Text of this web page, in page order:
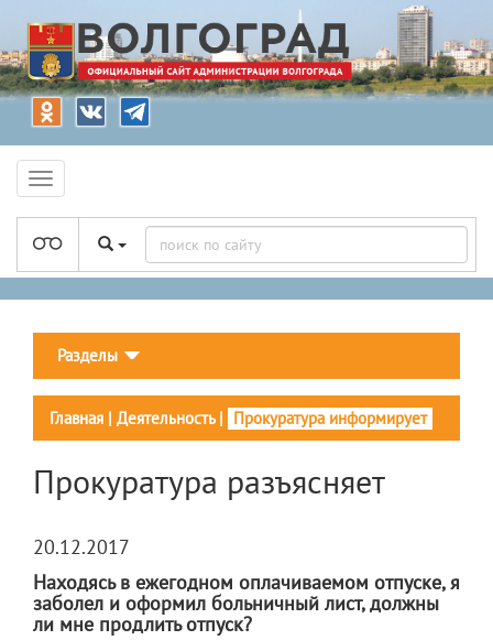
Разделы
Главная | Деятельность| Прокуратура информирует
Прокуратура разъясняет
20.12.2017
Находясь в ежегодном оплачиваемом отпуске, я
заболел и оформил больничный лист, должны
ли мне продлить отпуск?